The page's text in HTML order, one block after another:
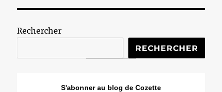
Rechercher
RECHERCHER
S'abonner au blog de Cozette